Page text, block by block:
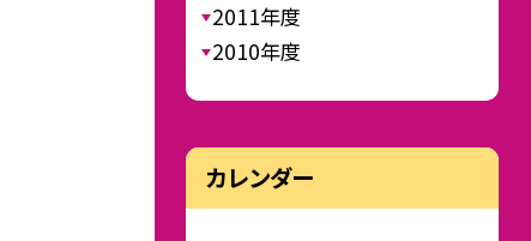
2011年度
2010年度
カレンダー